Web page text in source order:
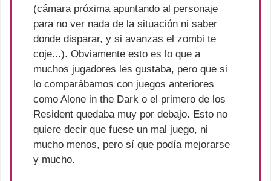
(cámara próxima apuntando al personaje
para no ver nada de la situación ni saber
donde disparar, y si avanzas el zombi te
coje...). Obviamente esto es lo que a
muchos jugadores les gustaba, pero que si
lo comparábamos con juegos anteriores
como Alone in the Dark o el primero de los
Resident quedaba muy por debajo. Esto no
quiere decir que fuese un mal juego, ni
mucho menos, pero sí que podía mejorarse
y mucho.